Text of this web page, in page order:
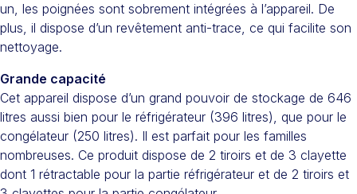
un, les poignées sont sobrement intégrées à l’appareil. De
plus, il dispose d’un revêtement anti-trace, ce qui facilite son
nettoyage.
Grande capacité
Cet appareil dispose d’un grand pouvoir de stockage de 646
litres aussi bien pour le réfrigérateur (396 litres), que pour le
congélateur (250 litres). Il est parfait pour les familles
nombreuses. Ce produit dispose de 2 tiroirs et de 3 clayette
dont 1 rétractable pour la partie réfrigérateur et de 2 tiroirs et